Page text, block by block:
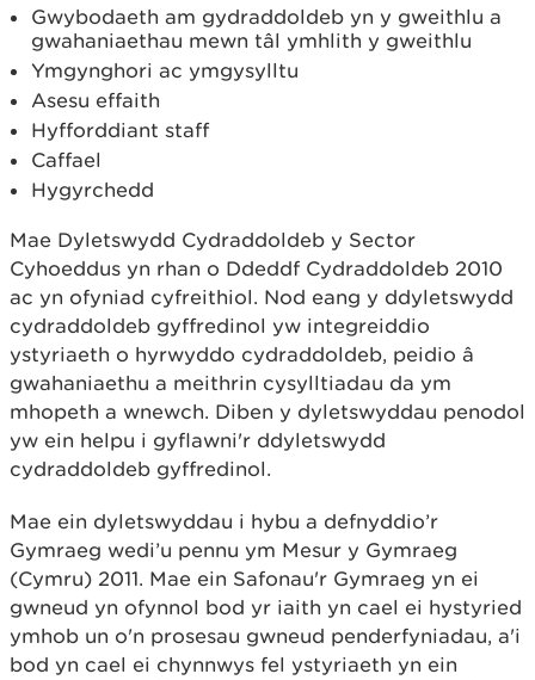
Gwybodaeth am gydraddoldeb yn y gweithlu a
gwahaniaethau mewn tâl ymhlith y gweithlu
Ymgynghori ac ymgysylltu
Asesu effaith
Hyfforddiant staff
Caffael
Hygyrchedd
Mae Dyletswydd Cydraddoldeb y Sector
Cyhoeddus yn rhan o Ddeddf Cydraddoldeb 2010
ac yn ofyniad cyfreithiol. Nod eang y ddyletswydd
cydraddoldeb gyffredinol yw integreiddio
ystyriaeth o hyrwyddo cydraddoldeb, peidio â
gwahaniaethu a meithrin cysylltiadau da ym
mhopeth a wnewch. Diben y dyletswyddau penodol
yw ein helpu i gyflawni'r ddyletswydd
cydraddoldeb gyffredinol.
Mae ein dyletswyddau i hybu a defnyddio’r
Gymraeg wedi’u pennu ym Mesur y Gymraeg
(Cymru) 2011. Mae ein Safonau'r Gymraeg yn ei
gwneud yn ofynnol bod yr iaith yn cael ei hystyried
ymhob un o'n prosesau gwneud penderfyniadau, a'i
bod yn cael ei chynnwys fel ystyriaeth yn ein